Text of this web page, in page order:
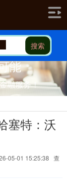
搜索
能
融服务！
塞特：沃
05-01 15:25:38 查